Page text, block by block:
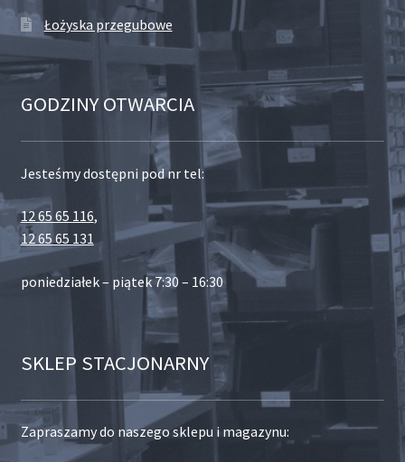
Łożyska przegubowe
GODZINY OTWARCIA
Jesteśmy dostępni pod nr tel:
12 65 65 116,
12 65 65 131
poniedziałek – piątek 7:30 – 16:30
SKLEP STACJONARNY
Zapraszamy do naszego sklepu i magazynu: